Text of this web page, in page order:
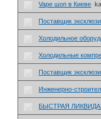
Vape шоп в Киеве
Поставщик
Холодильное
Холодильные
Поставщик
Инженерно-
БЫСТРАЯ